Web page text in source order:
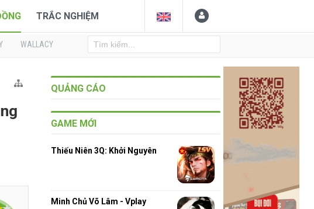
TRẮC NGHIỆM
WALLACY
QUẢNG CÁO
GAME MỚI
Thiếu Niên 3Q: Khởi Nguyên
Minh Chủ Võ Lâm - Vplay